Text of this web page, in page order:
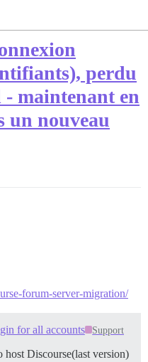
perdu
maintenant en
un nouveau
forum-server-migration/
for all accounts Support
Discourse(last version)